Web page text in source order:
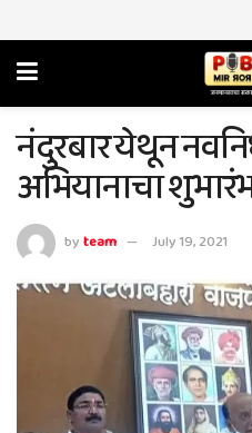
नंदुरबार येथून
अभियानाचा
byteam July 19, 2021